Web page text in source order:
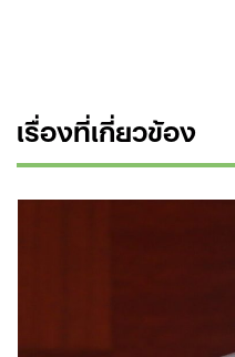
เรื่องที่เกี่ยวข้อง